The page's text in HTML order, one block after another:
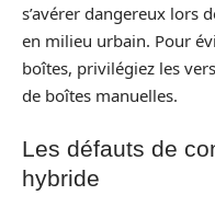
s’avérer dangereux lors
en milieu urbain. Pour
boîtes, privilégiez les
de boîtes manuelles.
Les défauts de
hybride